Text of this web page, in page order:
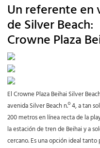
Un referente en
de Silver Beach:
Crowne Plaza
El Crowne Plaza Beihai Silver
avenida Silver Beach n.º 4, a tan
200 metros en línea recta de la
la estación de tren de Beihai y a
cercano. Es una opción ideal